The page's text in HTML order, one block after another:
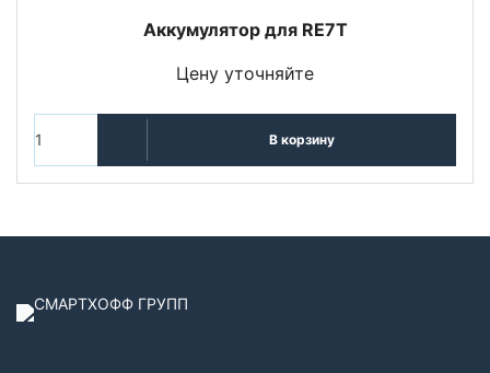
Аккумулятор для RE7T
Цену уточняйте
В корзину